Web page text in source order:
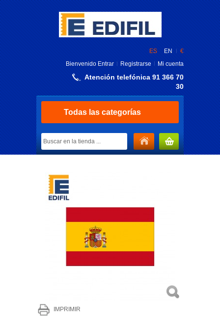
€
ES
EN
BienvenidoEntrar Registrarse Mi cuenta
Atención telefónica 91 366 70
30
Todas las categorías
MI CARRITO
IMPRIMIR